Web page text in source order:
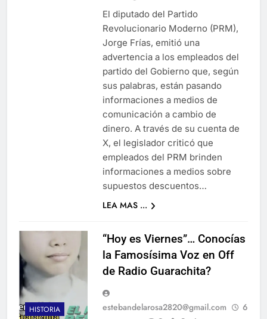
El diputado del Partido
Revolucionario Moderno (PRM),
Jorge Frías, emitió una
advertencia a los empleados del
partido del Gobierno que, según
sus palabras, están pasando
informaciones a medios de
comunicación a cambio de
dinero. A través de su cuenta de
X, el legislador criticó que
empleados del PRM brinden
informaciones a medios sobre
supuestos descuentos…
LEA MAS ...
HISTORIA
“Hoy es Viernes”… Conocías
la Famosísima Voz en Off
de Radio Guarachita?
estebandelarosa2820@gmail.com
6